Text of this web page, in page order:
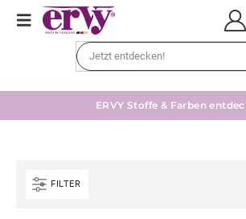
ERVY Stoffe & Farben
FILTER